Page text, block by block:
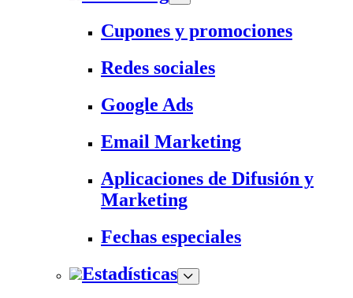
Cupones y promociones
Redes sociales
Google Ads
Email Marketing
Aplicaciones de Difusión y
Marketing
Fechas especiales
Estadísticas